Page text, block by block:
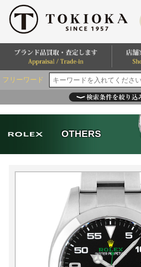
フリーワード
OTHERS